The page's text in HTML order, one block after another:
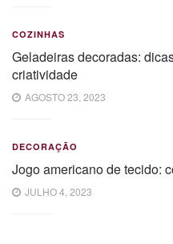
COZINHAS
Geladeiras decoradas:
criatividade
AGOSTO 23, 2023
DECORAÇÃO
Jogo americano de tecido:
JULHO 4, 2023